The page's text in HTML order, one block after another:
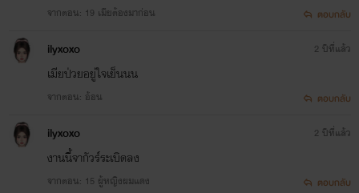
จากตอน: 19 เมียต้องมาก่อน ตอบกลับ
ilyxoxo
เมียป่วยอยู่ใจเย็นนน
จากตอน: อ้อน
2 ปีที่แล้ว
ตอบกลับ
ilyxoxo
งานนี้จากัวร์ระเบิดลง
จากตอน: 15 ผู้หญิงผมแดง
2 ปีที่แล้ว
ตอบกลับ